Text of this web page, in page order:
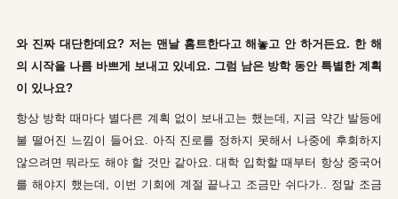
와 진짜 대단한데요? 저는 맨날 홈트한다고 해놓고 안 하거든요. 한 해
의 시작을 나름 바쁘게 보내고 있네요. 그럼 남은 방학 동안 특별한 계획
이 있나요?
항상 방학 때마다 별다른 계획 없이 보내고는 했는데, 지금 약간 발등에
불 떨어진 느낌이 들어요. 아직 진로를 정하지 못해서 나중에 후회하지
않으려면 뭐라도 해야 할 것만 같아요. 대학 입학할 때부터 항상 중국어
를 해야지 했는데, 이번 기회에 계절 끝나고 조금만 쉬다가.. 정말 조금